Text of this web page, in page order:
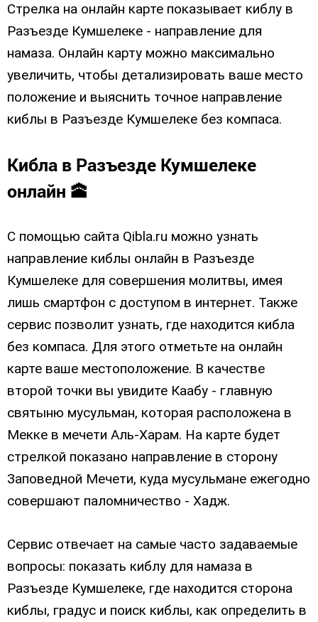
Стрелка на онлайн карте показывает киблу в
Разъезде Кумшелеке - направление для
намаза. Онлайн карту можно максимально
увеличить, чтобы детализировать ваше место
положение и выяснить точное направление
киблы в Разъезде Кумшелеке без компаса.
Кибла в Разъезде Кумшелеке
онлайн 🕋
С помощью сайта Qibla.ru можно узнать
направление киблы онлайн в Разъезде
Кумшелеке для совершения молитвы, имея
лишь смартфон с доступом в интернет. Также
сервис позволит узнать, где находится кибла
без компаса. Для этого отметьте на онлайн
карте ваше местоположение. В качестве
второй точки вы увидите Каабу - главную
святыню мусульман, которая расположена в
Мекке в мечети Аль-Харам. На карте будет
стрелкой показано направление в сторону
Заповедной Мечети, куда мусульмане ежегодно
совершают паломничество - Хадж.
Сервис отвечает на самые часто задаваемые
вопросы: показать киблу для намаза в
Разъезде Кумшелеке, где находится сторона
киблы, градус и поиск киблы, как определить в